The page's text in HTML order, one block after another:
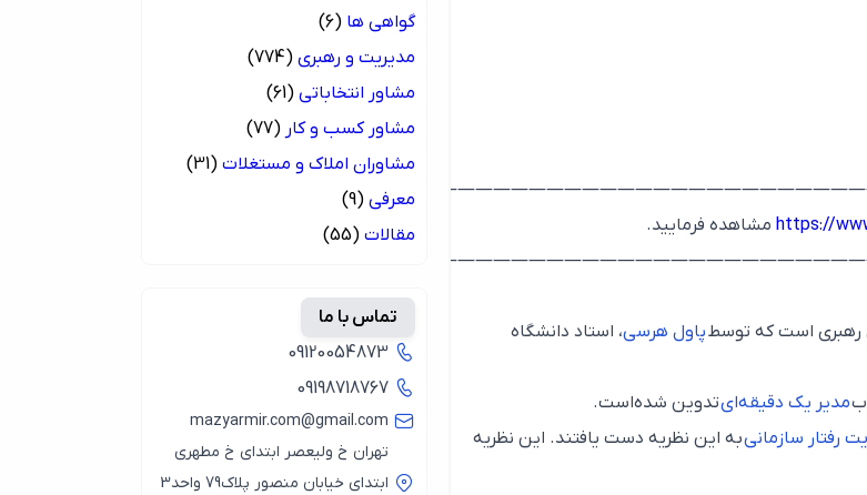
https:// مشاهده فرمایید.
رهبری است که توسطپاول هرسی، استاد دانشگاه
مدیر یک دقیقه‌ایتدوین شده‌است.
رفتار سازمانیبه این نظریه دست یافتند. این نظریه
گواهی ها (6)
مدیریت و رهبری (774)
مشاور انتخاباتی (61)
مشاور کسب و کار (77)
مشاوران املاک و مستغلات (31)
معرفی (9)
مقالات (55)
تماس با ما
09120054873
09198718767
mazyarmir.com@gmail.com
تهران خ ولیعصر ابتدای خ مطهری
ابتدای خیابان منصور پلاک79 واحد3